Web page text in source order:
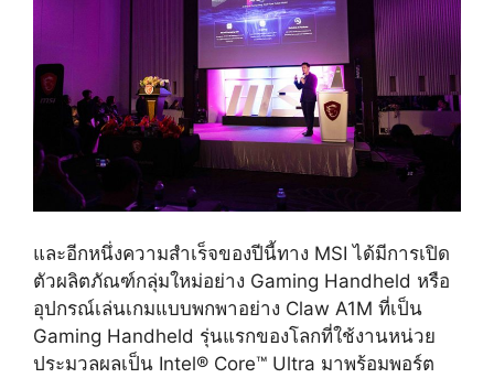
และอีกหนึ่งความสำเร็จของปีนี้ทาง MSIได้มีการเปิด
ตัวผลิตภัณฑ์กลุ่มใหม่อย่าง Gaming Handheld หรือ
อุปกรณ์เล่นเกมแบบพกพาอย่าง Claw A1M ที่เป็น
Gaming Handheld รุ่นแรกของโลกที่ใช้งานหน่วย
ประมวลผลเป็น Intel® Core™ Ultra มาพร้อมพอร์ต